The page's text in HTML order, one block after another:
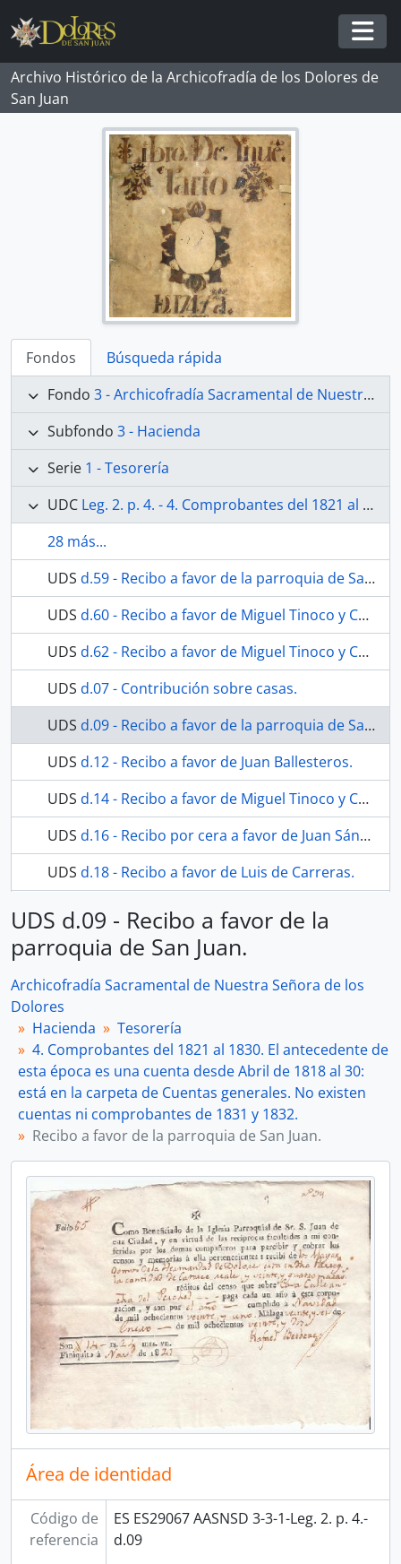
Skip to main content
Archivo Histórico de la Archicofradía de los Dolores de
San Juan
Fondos
Búsqueda rápida
Fondo 3 - Archicofradía Sacramental de Nuestra Señora de los Dolores
Subfondo 3 - Hacienda
Serie 1 - Tesorería
UDC Leg. 2. p. 4. - 4. Comprobantes del 1821 al 1830. El antecedente de esta época es una cuenta desde Abril de 1818 al 30: está en la carpeta de Cuentas generales. No existen cuentas ni comprobantes de 1831 y 1832.
28 más...
UDS d.59 - Recibo a favor de la parroquia de San Juan.
UDS d.60 - Recibo a favor de Miguel Tinoco y Cano.
UDS d.62 - Recibo a favor de Miguel Tinoco y Cano.
UDS d.07 - Contribución sobre casas.
UDS d.09 - Recibo a favor de la parroquia de San Juan.
UDS d.12 - Recibo a favor de Juan Ballesteros.
UDS d.14 - Recibo a favor de Miguel Tinoco y Cano.
UDS d.16 - Recibo por cera a favor de Juan Sánchez.
UDS d.18 - Recibo a favor de Luis de Carreras.
26 más...
UDS d.09 - Recibo a favor de la
parroquia de San Juan.
Archicofradía Sacramental de Nuestra Señora de los
Dolores
Hacienda
Tesorería
4. Comprobantes del 1821 al 1830. El antecedente de
esta época es una cuenta desde Abril de 1818 al 30:
está en la carpeta de Cuentas generales. No existen
cuentas ni comprobantes de 1831 y 1832.
Recibo a favor de la parroquia de San Juan.
Área de identidad
Código de
referencia
ES ES29067 AASNSD 3-3-1-Leg. 2. p. 4.-
d.09